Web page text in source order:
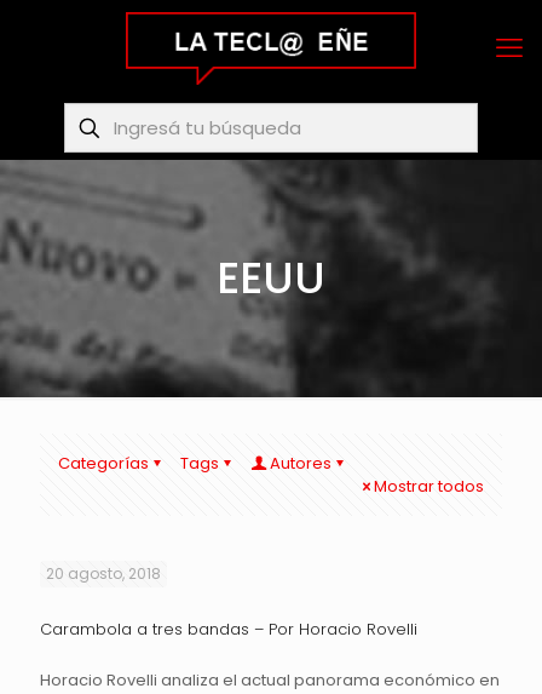
EEUU
Categorías Tags
Autores
Mostrar todos
20 agosto, 2018
Carambola a tres bandas – Por Horacio Rovelli
Horacio Rovelli analiza el actual panorama económico en